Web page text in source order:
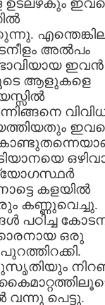
അല്‍പം
ഇവന്‍
ആളുകളെ
കളയില്‍
കണ്ണുവെച്ചു.
ഒരു
പെട്ടു.